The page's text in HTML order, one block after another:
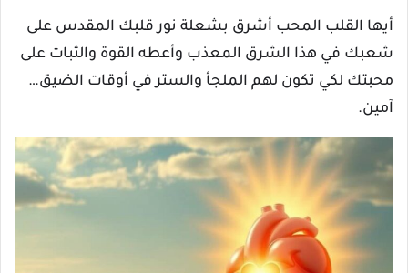
أيها القلب المحب أشرق بشعلة نور قلبك المقدس على
شعبك في هذا الشرق المعذب وأعطه القوة والثبات على
محبتك لكي تكون لهم الملجأ والستر في أوقات الضيق…
آمين.